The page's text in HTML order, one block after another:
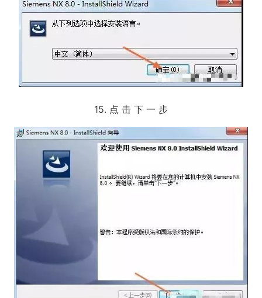
15. 点 击 下 一 步